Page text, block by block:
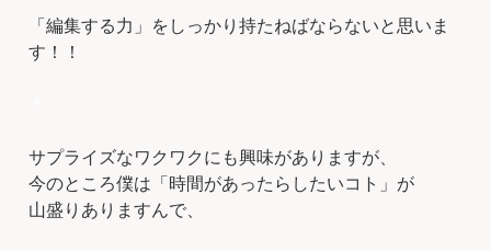
「編集する力」をしっかり持たねばならないと思いま
す！！
サプライズなワクワクにも興味がありますが、
今のところ僕は「時間があったらしたいコト」が
山盛りありますんで、